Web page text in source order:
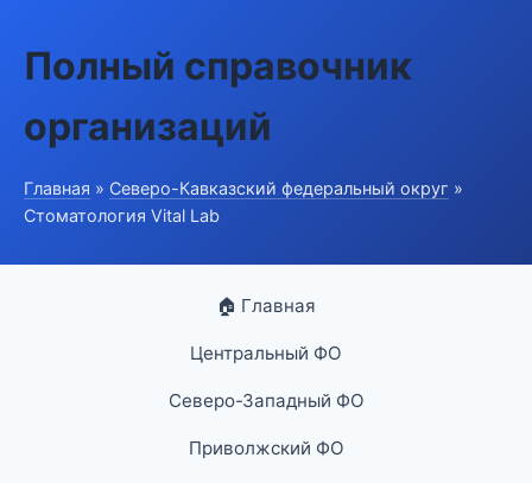
Полный справочник
организаций
Главная » Северо-Кавказский федеральный округ »
Стоматология Vital Lab
🏠 Главная
Центральный ФО
Северо-Западный ФО
Приволжский ФО